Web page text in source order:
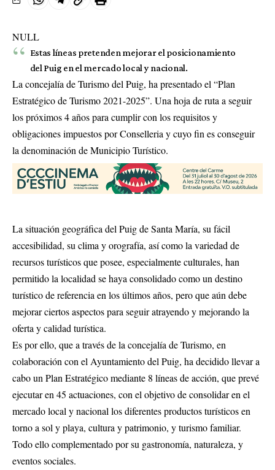
NULL
Estas líneas pretenden mejorar el posicionamiento
del Puig en el mercado local y nacional.
La concejalía de Turismo del Puig, ha presentado el “Plan
Estratégico de Turismo 2021-2025”. Una hoja de ruta a seguir
los próximos 4 años para cumplir con los requisitos y
obligaciones impuestos por Conselleria y cuyo fin es conseguir
la denominación de Municipio Turístico.
La situación geográfica del Puig de Santa María, su fácil
accesibilidad, su clima y orografía, así como la variedad de
recursos turísticos que posee, especialmente culturales, han
permitido la localidad se haya consolidado como un destino
turístico de referencia en los últimos años, pero que aún debe
mejorar ciertos aspectos para seguir atrayendo y mejorando la
oferta y calidad turística.
Es por ello, que a través de la concejalía de Turismo, en
colaboración con el Ayuntamiento del Puig, ha decidido llevar a
cabo un Plan Estratégico mediante 8 líneas de acción, que prevé
ejecutar en 45 actuaciones, con el objetivo de consolidar en el
mercado local y nacional los diferentes productos turísticos en
torno a sol y playa, cultura y patrimonio, y turismo familiar.
Todo ello complementado por su gastronomía, naturaleza, y
eventos sociales.